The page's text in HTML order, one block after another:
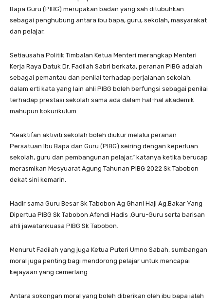
Bapa Guru (PIBG) merupakan badan yang sah ditubuhkan
sebagai penghubung antara ibu bapa, guru, sekolah, masyarakat
dan pelajar.
Setiausaha Politik Timbalan Ketua Menteri merangkap Menteri
Kerja Raya Datuk Dr. Fadilah Sabri berkata, peranan PIBG adalah
sebagai pemantau dan penilai terhadap perjalanan sekolah.
dalam erti kata yang lain ahli PIBG boleh berfungsi sebagai penilai
terhadap prestasi sekolah sama ada dalam hal-hal akademik
mahupun kokurikulum.
“Keaktifan aktiviti sekolah boleh diukur melalui peranan
Persatuan Ibu Bapa dan Guru (PIBG) seiring dengan keperluan
sekolah, guru dan pembangunan pelajar,” katanya ketika berucap
merasmikan Mesyuarat Agung Tahunan PIBG 2022 Sk Tabobon
dekat sini kemarin.
Hadir sama Guru Besar Sk Tabobon Ag Ghani Haji Ag.Bakar Yang
Dipertua PIBG Sk Tabobon Afendi Hadis ,Guru-Guru serta barisan
ahli jawatankuasa PIBG Sk Tabobon.
Menurut Fadilah yang juga Ketua Puteri Umno Sabah, sumbangan
moral juga penting bagi mendorong pelajar untuk mencapai
kejayaan yang cemerlang
Antara sokongan moral yang boleh diberikan oleh ibu bapa ialah